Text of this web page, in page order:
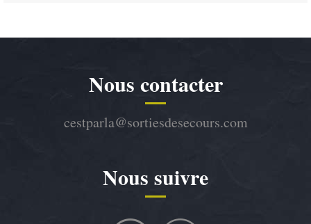
Nous contacter
cestparla@sortiesdesecours.com
Nous suivre